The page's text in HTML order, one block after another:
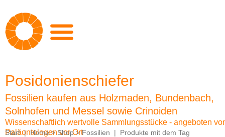
Inhalt
springen
Posidonienschiefer
Fossilien kaufen aus Holzmaden, Bundenbach,
Solnhofen und Messel sowie Crinoiden
Wissenschaftlich wertvolle Sammlungsstücke - angeboten
Paläontologen vor Ort
Start | Home > Shop > Fossilien |
Produkte mit dem Tag